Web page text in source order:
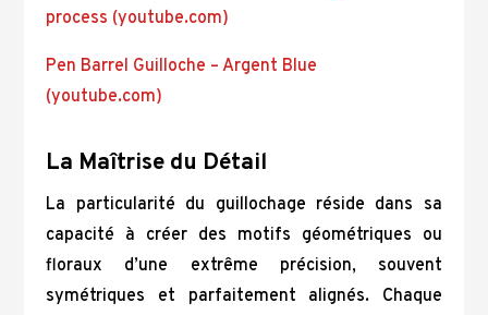
process (youtube.com)
Pen Barrel Guilloche – Argent Blue
(youtube.com)
La Maîtrise du Détail
La particularité du guillochage réside dans sa
capacité à créer des motifs géométriques ou
floraux d’une extrême précision, souvent
symétriques et parfaitement alignés. Chaque